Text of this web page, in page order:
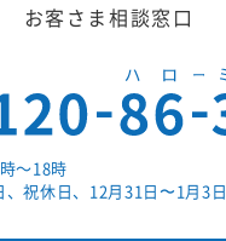
お客さま相談窓口
～18時
、祝休日、12月31日〜1月3日